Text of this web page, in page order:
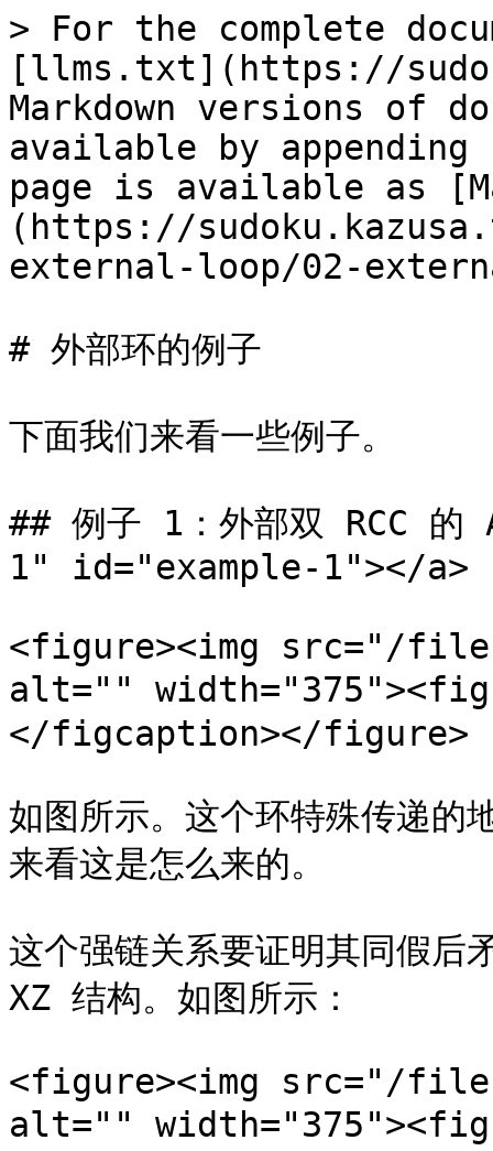
> For the complete
[llms.txt](https://
Markdown versions of
available by
page is available as
(https://
external-loop/02-
# 外部环的例子
下面我们来看一些例子。
## 例子 1：外部双 RCC
1" id="example-1"></a>
<figure><img src="/files/
alt=""
</figcaption></figure>
如图所示。这个环特殊传递
来看这是怎么来的。
这个强链关系要证明其同假
XZ 结构。如图所示：
<figure><img src="/files/
alt=""